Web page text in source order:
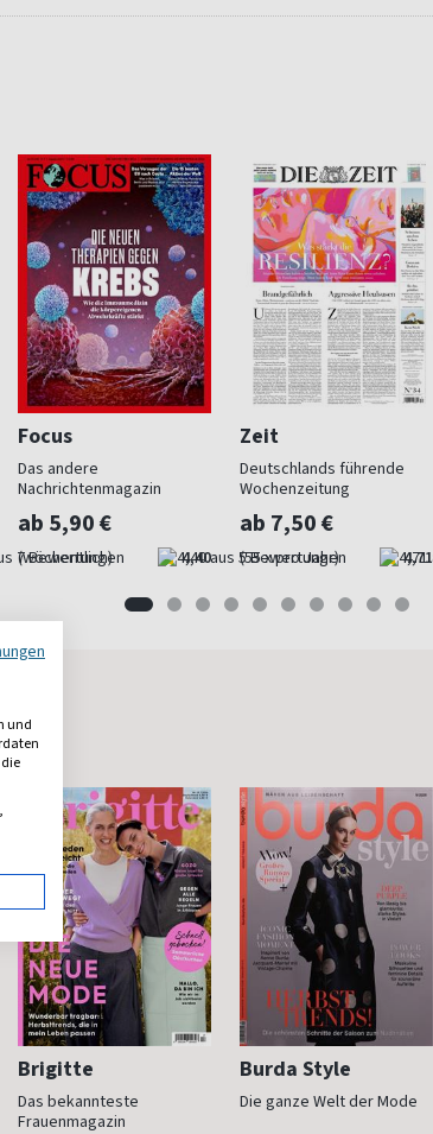
Focus
Das andere
Nachrichtenmagazin
ab 5,90 €
(wöchentlich) 4,40
Zeit
Deutschlands führende
Wochenzeitung
ab 7,50 €
(55 x pro Jahr) 4,71
Brigitte
Das bekannteste
Frauenmagazin
Burda Style
Die ganze Welt der Mode
und